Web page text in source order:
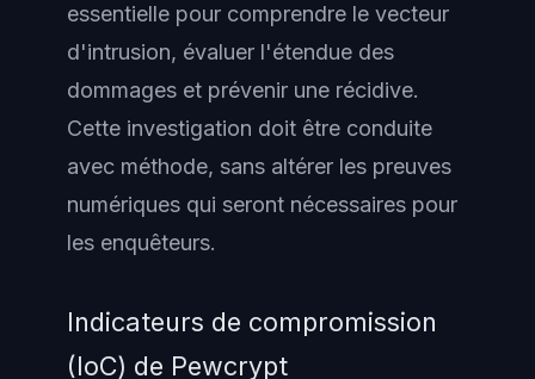
essentielle pour comprendre le vecteur
d'intrusion, évaluer l'étendue des
dommages et prévenir une récidive.
Cette investigation doit être conduite
avec méthode, sans altérer les preuves
numériques qui seront nécessaires pour
les enquêteurs.
Indicateurs de compromission
(IoC) de Pewcrypt